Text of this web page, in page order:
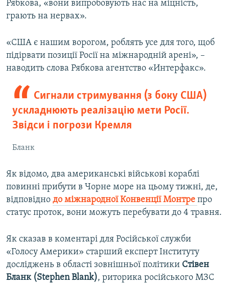
Рябкова, «вони випробовують нас на міцність,
грають на нервах».
«США є нашим ворогом, роблять усе для того, щоб
підірвати позиції Росії на міжнародній арені», –
наводить слова Рябкова агентство «Интерфакс».
Сигнали стримування (з боку США)
ускладнюють реалізацію мети Росії.
Звідси і погрози Кремля
Бланк
Як відомо, два американські військові кораблі
повинні прибути в Чорне море на цьому тижні, де,
відповідно до міжнародної Конвенції Монтре про
статус проток, вони можуть перебувати до 4 травня.
Як сказав в коментарі для Російської служби
«Голосу Америки» старший експерт Інституту
досліджень в області зовнішньої політики Стівен
Бланк (Stephen Blank), риторика російського МЗС